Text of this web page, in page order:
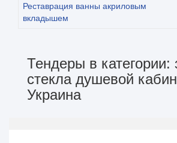
Реставрация ванны акриловым
вкладышем
Тендеры в категории:
стекла душевой
Украина